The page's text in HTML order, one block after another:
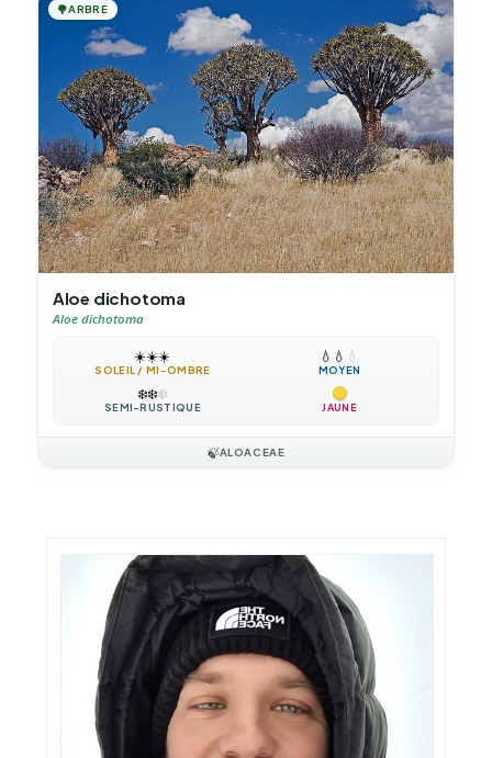
🌳ARBRE
Aloe dichotoma
Aloe dichotoma
☀️☀️☀️
SOLEIL / MI-OMBRE
💧 💧 💧
MOYEN
❄️❄️❄️
SEMI-RUSTIQUE JAUNE
🍃ALOACEAE